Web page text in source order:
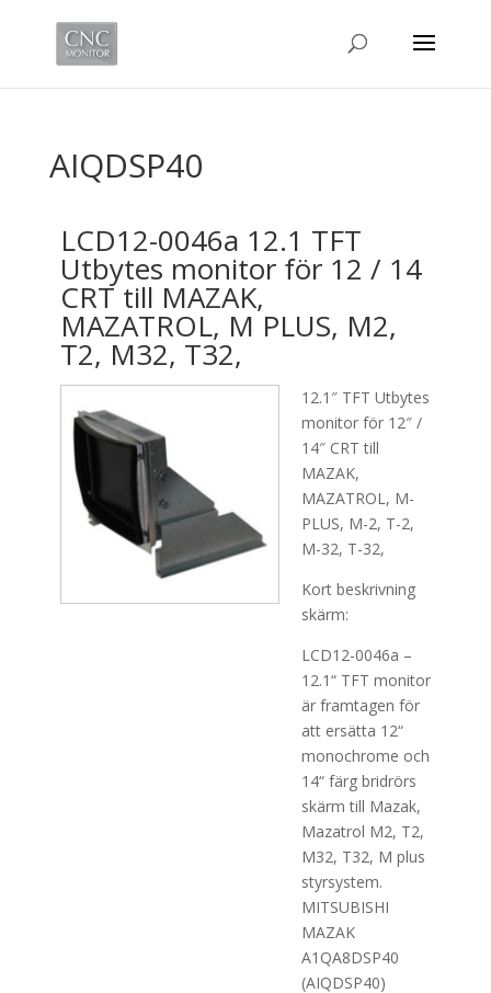
AIQDSP40
LCD12-0046a 12.1 TFT
Utbytes monitor för 12 / 14
CRT till MAZAK,
MAZATROL, M PLUS, M2,
T2, M32, T32,
12.1″ TFT Utbytes
monitor för 12″ /
14″ CRT till
MAZAK,
MAZATROL, M-
PLUS, M-2, T-2,
M-32, T-32,
Kort beskrivning
skärm:
LCD12-0046a –
12.1“ TFT monitor
är framtagen för
att ersätta 12“
monochrome och
14“ färg bridrörs
skärm till Mazak,
Mazatrol M2, T2,
M32, T32, M plus
styrsystem.
MITSUBISHI
MAZAK
A1QA8DSP40
(AIQDSP40)